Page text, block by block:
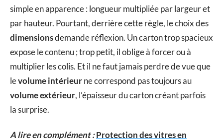
simple en apparence : longueur multipliée par largeur et
par hauteur. Pourtant, derrière cette règle, le choix des
dimensionsdemande réflexion. Un carton trop spacieux
expose le contenu ; trop petit, il oblige à forcer ou à
multiplier les colis. Et il ne faut jamais perdre de vue que
levolume intérieurne correspond pas toujours au
volume extérieur, l’épaisseur du carton créant parfois
la surprise.
A lire en complément :Protection des vitres en